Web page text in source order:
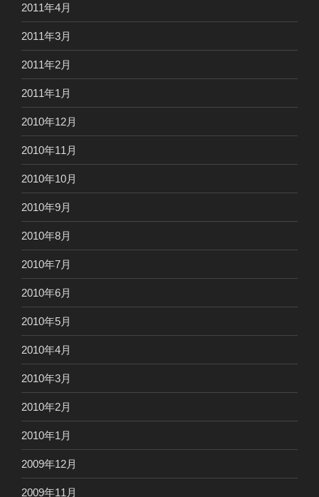
2011年4月
2011年3月
2011年2月
2011年1月
2010年12月
2010年11月
2010年10月
2010年9月
2010年8月
2010年7月
2010年6月
2010年5月
2010年4月
2010年3月
2010年2月
2010年1月
2009年12月
2009年11月